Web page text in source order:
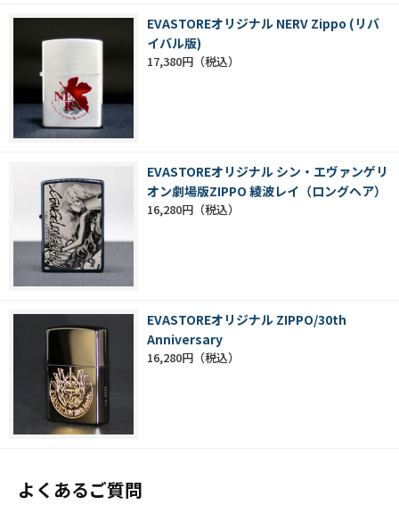
EVASTOREオリジナル NERV Zippo (リバ
イバル版)
17,380円
EVASTOREオリジナル シン・エヴァンゲリ
オン劇場版ZIPPO 綾波レイ（ロングヘア）
16,280円
EVASTOREオリジナル ZIPPO/30th
Anniversary
16,280円
よくあるご質問